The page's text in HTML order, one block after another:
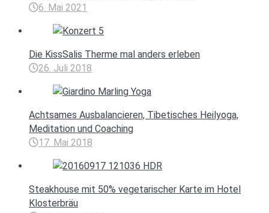
6. Mai 2021
Die KissSalis Therme mal anders erleben
26. Juli 2018
Achtsames Ausbalancieren, Tibetisches Heilyoga,
Meditation und Coaching
17. Mai 2018
Steakhouse mit 50% vegetarischer Karte im Hotel
Klosterbräu